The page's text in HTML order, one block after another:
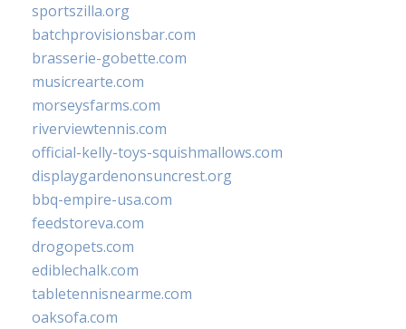
sportszilla.org
batchprovisionsbar.com
brasserie-gobette.com
musicrearte.com
morseysfarms.com
riverviewtennis.com
official-kelly-toys-squishmallows.com
displaygardenonsuncrest.org
bbq-empire-usa.com
feedstoreva.com
drogopets.com
ediblechalk.com
tabletennisnearme.com
oaksofa.com